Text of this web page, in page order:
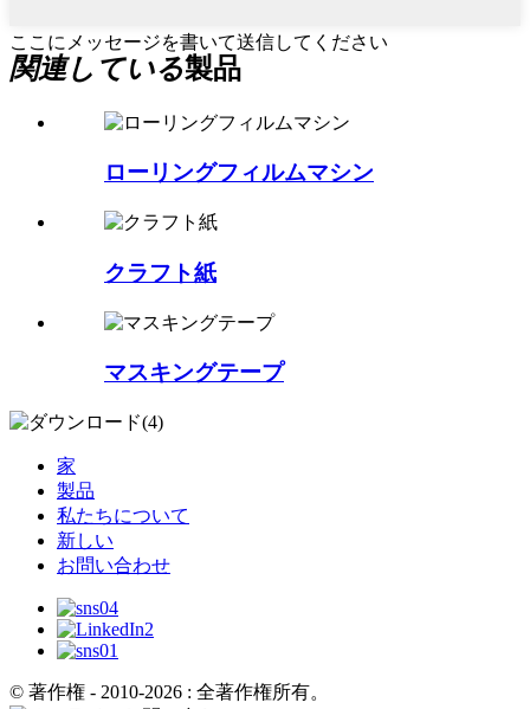
ここにメッセージを書いて送信してください
関連している製品
ローリングフィルムマシン
クラフト紙
マスキングテープ
家
製品
私たちについて
新しい
お問い合わせ
© 著作権 - 2010-2026 : 全著作権所有。